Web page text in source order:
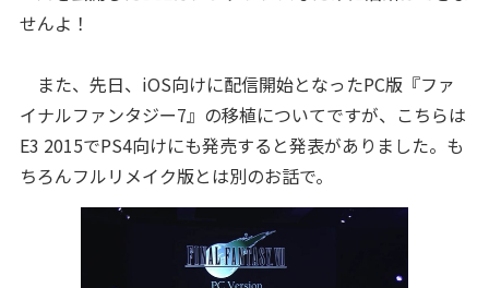
せんよ！
また、先日、iOS向けに配信開始となったPC版『ファ
イナルファンタジー7』の移植についてですが、こちらは
E3 2015でPS4向けにも発売すると発表がありました。も
ちろんフルリメイク版とは別のお話で。